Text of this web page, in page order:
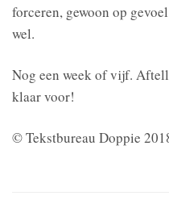
forceren, gewoon op
wel.
Nog een week of vijf.
klaar voor!
© Tekstbureau Doppie